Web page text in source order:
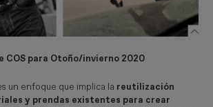
COS para Otoño/invierno 2020
un enfoque que implica la reutilización
y prendas existentes para crear